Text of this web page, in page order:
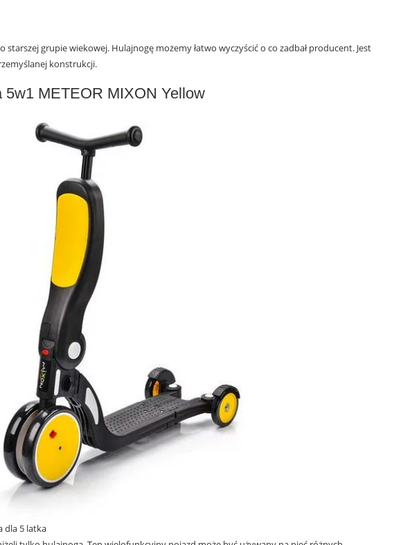
grupie wiekowej. Hulajnogę możemy łatwo wyczyścić o co zadbał producent. Jest
konstrukcji.
METEOR MIXON Yellow
dla 5 latka